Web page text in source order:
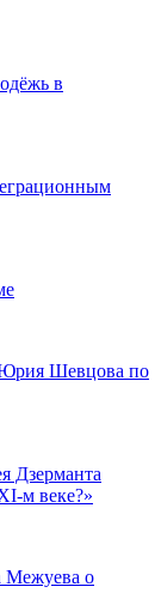
в
Юрия Шевцова по
Дзерманта
м веке?»
Межуева о